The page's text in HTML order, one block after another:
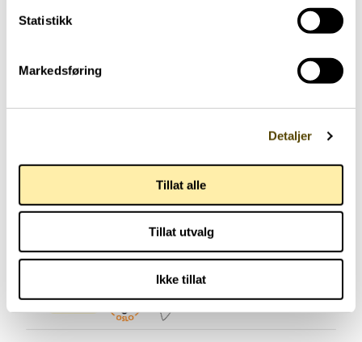
Statistikk
Markedsføring
Detaljer
Tillat alle
Tillat utvalg
Ikke tillat
Aktuelt